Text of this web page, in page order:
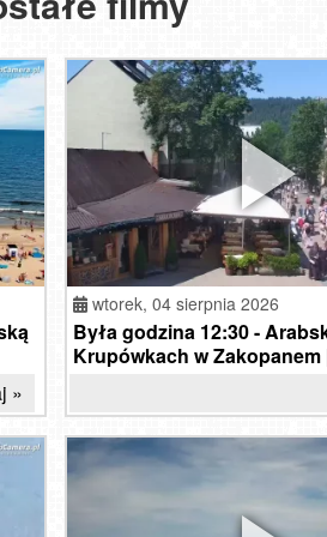
»
wtorek, 04 sierpnia 2026
Była godzina 12:30 -
Krupówkach w